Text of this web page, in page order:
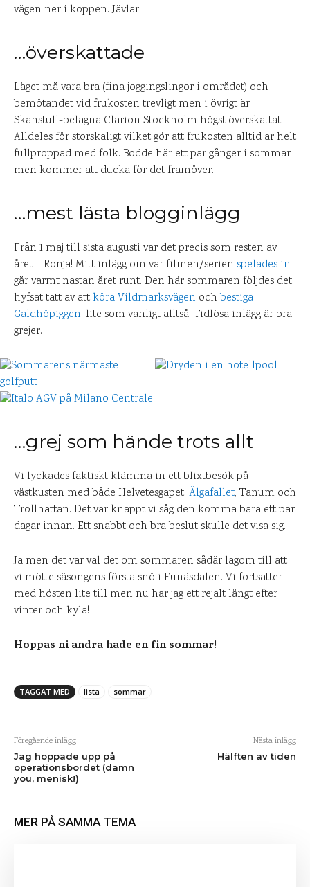
vägen ner i koppen. Jävlar.
…överskattade
Läget må vara bra (fina joggingslingor i området) och
bemötandet vid frukosten trevligt men i övrigt är
Skanstull-belägna Clarion Stockholm högst överskattat.
Alldeles för storskaligt vilket gör att frukosten alltid är helt
fullproppad med folk. Bodde här ett par gånger i sommar
men kommer att ducka för det framöver.
…mest lästa blogginlägg
Från 1 maj till sista augusti var det precis som resten av
året – Ronja! Mitt inlägg om var filmen/serien spelades in
går varmt nästan året runt. Den här sommaren följdes det
hyfsat tätt av att köra Vildmarksvägen och bestiga
Galdhöpiggen, lite som vanligt alltså. Tidlösa inlägg är bra
grejer.
…grej som hände trots allt
Vi lyckades faktiskt klämma in ett blixtbesök på
västkusten med både Helvetesgapet, Älgafallet, Tanum och
Trollhättan. Det var knappt vi såg den komma bara ett par
dagar innan. Ett snabbt och bra beslut skulle det visa sig.
Ja men det var väl det om sommaren sådär lagom till att
vi mötte säsongens första snö i Funäsdalen. Vi fortsätter
med hösten lite till men nu har jag ett rejält längt efter
vinter och kyla!
Hoppas ni andra hade en fin sommar!
TAGGAT MED lista sommar
Föregående inlägg
Jag hoppade upp på
operationsbordet (damn
you, menisk!)
Nästa inlägg
Hälften av tiden
MER PÅ SAMMA TEMA